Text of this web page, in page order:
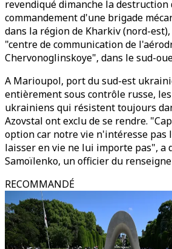
revendiqué dimanche la destruction
commandement d'une brigade
dans la région de Kharkiv (nord-
"centre de communication de
Chervonoglinskoye", dans le sud-
A Marioupol, port du sud-est
entièrement sous contrôle russe,
ukrainiens qui résistent toujours
Azovstal ont exclu de se rendre.
option car notre vie n'intéresse pas
laisser en vie ne lui importe pas", a
Samoïlenko, un officier du
RECOMMANDÉ